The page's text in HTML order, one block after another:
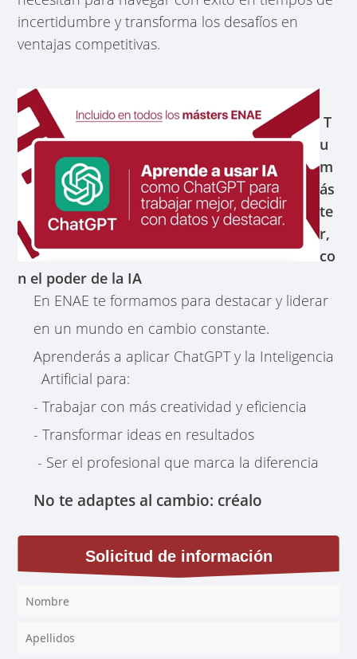
incertidumbre y transforma los desafíos en
ventajas competitivas.
T
u
m
ás
te
r,
co
n el poder de la IA
En ENAE te formamos para destacar y liderar
en un mundo en cambio constante.
Aprenderás a aplicar ChatGPT y la Inteligencia
Artificial para:
- Trabajar con más creatividad y eficiencia
- Transformar ideas en resultados
- Ser el profesional que marca la diferencia
No te adaptes al cambio: créalo
Solicitud de información